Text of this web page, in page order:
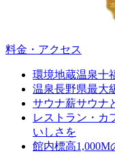
料金・アクセス
環境地蔵温泉十
温泉長野県最大
サウナ薪サウナ
レストラン・カ
いしさを
館内標高1,000M